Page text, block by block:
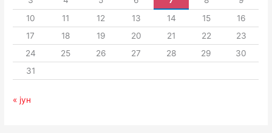
10
11 12 13 14 15
16
17
18 19 20 21 22
23
24
25 26 27 28 29
30
31
« јун